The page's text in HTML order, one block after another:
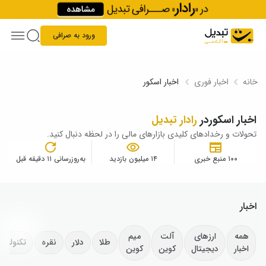
Skip to content
ورود به صرافی
خانه اخبار فوری اخبار اسکور
اخبار اسکوردر رادار تبدیل
تحولات و رخدادهای کلیدی بازارهای مالی را در لحظه دنبال کنید.
۱۰۰ منبع خبری ۱۴ میلیون بازدید به‌روزرسانی ۱۱ دقیقه قبل
اخبار
همه
اخبار
ارزهای
دیجیتال
آلت
کوین
میم
کوین
طلا دلار نقره